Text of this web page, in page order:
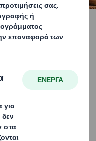
έκθεση
στην 5η Αγροτική